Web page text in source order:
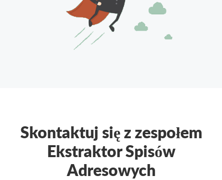
Skontaktuj się z zespołem
Ekstraktor Spisów
Adresowych